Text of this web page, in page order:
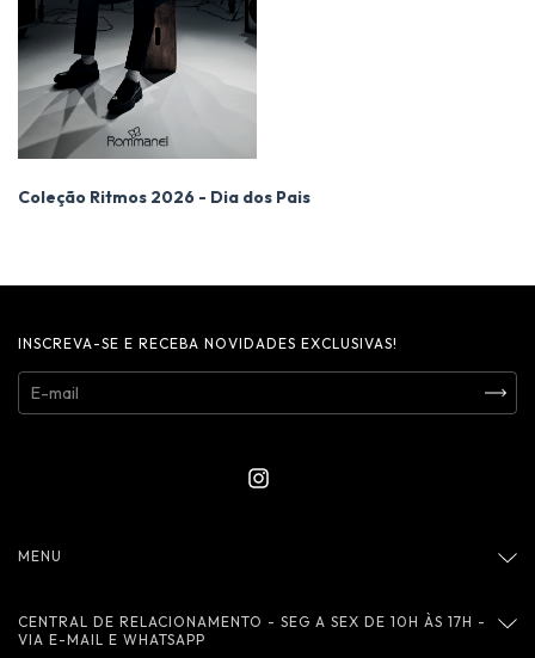
Coleção Ritmos 2026 - Dia dos Pais
INSCREVA-SE E RECEBA NOVIDADES EXCLUSIVAS!
MENU
CENTRAL DE RELACIONAMENTO - SEG A SEX DE 10H ÀS 17H -
VIA E-MAIL E WHATSAPP